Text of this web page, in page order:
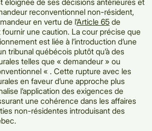
éloignée de ses décisions antérieures et
reconventionnel non-résident,
en vertu de l’Article 65 de
fournir une caution. La cour précise que
est liée à l’introduction d’une
tribunal québécois plutôt qu’à des
telles que « demandeur » ou
« . Cette rupture avec les
en faveur d’une approche plus
l’application des exigences de
une cohérence dans les affaires
non-résidentes introduisant des